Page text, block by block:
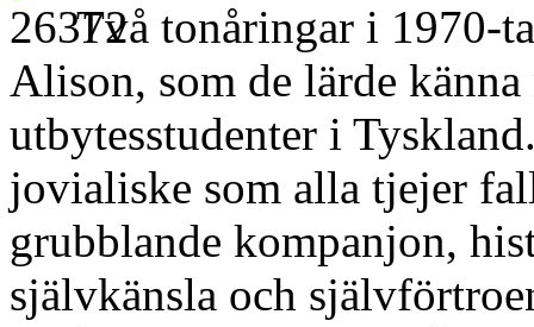
Två tonåringar i 1970-
Alison, som de lärde
utbytesstudenter i
jovialiske som alla tjejer
grubblande kompanjon,
självkänsla och